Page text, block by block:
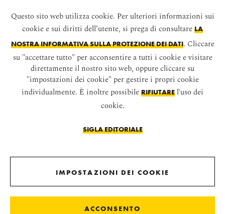
Torna prima della galleria di immagini
Questo sito web utilizza cookie. Per ulteriori informazioni sui
cookie e sui diritti dell’utente, si prega di consultare LA
NOSTRA INFORMATIVA SULLA PROTEZIONE DEI DATI. Cliccare
su "accettare tutto" per acconsentire a tutti i cookie e visitare
direttamente il nostro sito web, oppure cliccare su
"impostazioni dei cookie" per gestire i propri cookie
individualmente. È inoltre possibile RIFIUTARE l'uso dei
cookie.
SIGLA EDITORIALE
IMPOSTAZIONI DEI COOKIE
ACCONSENTO